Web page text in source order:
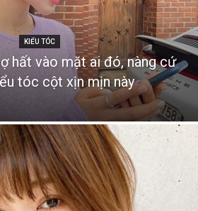
KIỂU TÓC
hất vào mặt ai đó, nàng cứ
tóc cột xịn mịn này